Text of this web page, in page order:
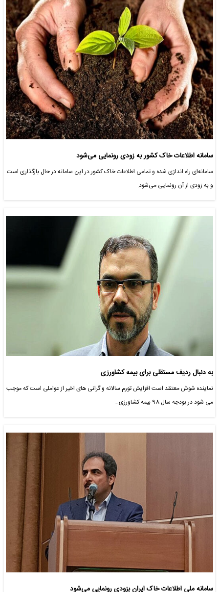
سامانه‌ اطلاعات خاک کشور به زودی رونمایی می‌شود
سامانه‌ای راه اندازی شده و تمامی اطلاعات خاک کشور در این سامانه در حال بارگذاری است
و به زودی از آن رونمایی می‌شود.
به دنبال ردیف مستقلی برای بیمه کشاورزی
نماینده شوش معتقد است افزایش تورم سالانه و گرانی های اخیر از عواملی است که موجب
می شود در بودجه سال 98 بیمه کشاورزی…
سامانه ملی اطلاعات خاک ایران بزودی رونمایی می‌شود